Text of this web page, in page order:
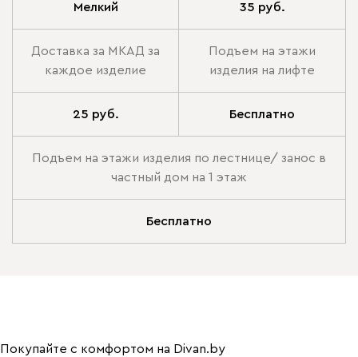
Мелкий 35 руб.
Доставка за МКАД за
каждое изделие
Подъем на этажи
изделия на лифте
25 руб. Бесплатно
Подъем на этажи изделия по лестнице/ занос в
частный дом на 1 этаж
Бесплатно
Покупайте с комфортом на Divan.by